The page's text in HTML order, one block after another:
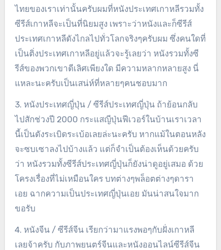
ไทยของเราเท่านั้นครับผมที่หนังประเทศเกาหลีรวมทั้ง
ซีรีส์เกาหลีจะเป็นที่นิยมสูง เพราะว่าหนังและก็ซีรีส์
ประเทศเกาหลีดังไกลไปทั่วโลกจริงๆครับผม ซึ่งคนใดที่
เป็นติ่งประเทศเกาหลีอยู่แล้วจะรู้เลยว่า หนังรวมทั้งซี
รีส์ของพวกเขาดีเลิศเพียงใด มีความหลากหลายสูง นี่
แหละนะครับเป็นเสน่ห์ที่หลายๆคนชอบมาก
3. หนังประเทศญี่ปุ่น / ซีรีส์ประเทศญี่ปุ่น ถ้าย้อนกลับ
ไปสักช่วงปี 2000 กระแสญีปุ่นฟีเวอร์ในบ้านเราเวลา
นี้เป็นดังระเบิดระเบ้อเลยล่ะนะครับ หากแม้ในตอนหลัง
จะซบเซาลงไปบ้างแล้ว แต่ก็จำเป็นต้องเห็นด้วยครับ
ว่า หนังรวมทั้งซีรีส์ประเทศญี่ปุ่นก็ยังน่าดูอยู่เสมอ ด้วย
โครงเรื่องที่ไม่เหมือนใคร บทต่างๆพล็อตต่างๆดารา
เอย ฉากความเป็นประเทศญี่ปุ่นเอย มันน่าสนใจมาก
ขอรับ
4. หนังจีน / ซีรีส์จีน เรียกว่ามาแรงพอๆกับฝั่งเกาหลี
เลยจ้าครับ กับภาพยนตร์จีนและหนังออนไลน์ซีรีส์จีน